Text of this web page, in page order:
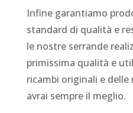
Infine garantiamo
standard di qualità e
le nostre serrande
primissima qualità e
ricambi originali e
avrai sempre il meglio.